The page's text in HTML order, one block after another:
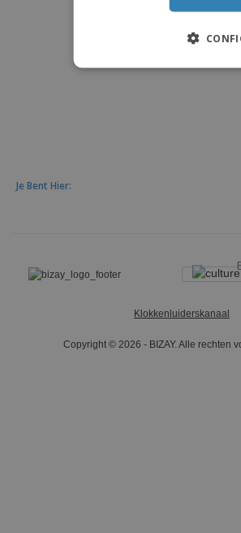
Je Bent Hier:
Klokkenluiderskanaal
Copyright © 2026 - BIZAY. Alle rechten